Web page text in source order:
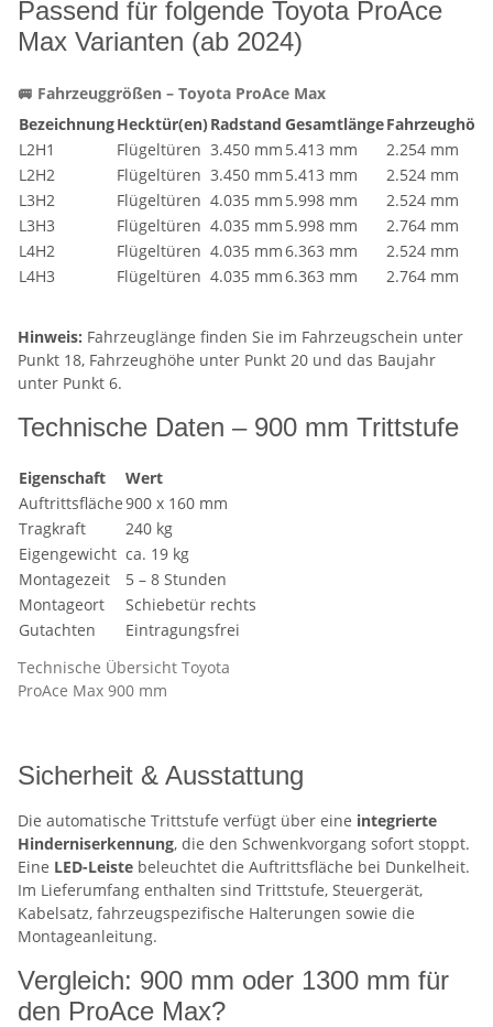
Passend für folgende Toyota ProAce
Max Varianten (ab 2024)
🚐 Fahrzeuggrößen – Toyota ProAce Max
BezeichnungHecktür(en)Radstand GesamtlängeFahrzeughöhe
L2H1
Flügeltüren 3.450 mm 5.413 mm
2.254 mm
L2H2
Flügeltüren 3.450 mm 5.413 mm
2.524 mm
L3H2
Flügeltüren 4.035 mm 5.998 mm
2.524 mm
L3H3
Flügeltüren 4.035 mm 5.998 mm
2.764 mm
L4H2
Flügeltüren 4.035 mm6.363 mm
2.524 mm
L4H3
Flügeltüren 4.035 mm6.363 mm 2.764 mm
Hinweis: Fahrzeuglänge finden Sie im Fahrzeugschein unter
Punkt 18, Fahrzeughöhe unter Punkt 20 und das Baujahr
unter Punkt 6.
Technische Daten – 900 mm Trittstufe
Technische Übersicht Toyota
ProAce Max 900 mm
Eigenschaft
Wert
Auftrittsfläche900 x 160 mm
Tragkraft
240 kg
Eigengewicht ca. 19 kg
Montagezeit
5 – 8 Stunden
Montageort
Schiebetür rechts
Gutachten
Eintragungsfrei
Sicherheit & Ausstattung
Die automatische Trittstufe verfügt über eine integrierte
Hinderniserkennung, die den Schwenkvorgang sofort stoppt.
Eine LED-Leiste beleuchtet die Auftrittsfläche bei Dunkelheit.
Im Lieferumfang enthalten sind Trittstufe, Steuergerät,
Kabelsatz, fahrzeugspezifische Halterungen sowie die
Montageanleitung.
Vergleich: 900 mm oder 1300 mm für
den ProAce Max?